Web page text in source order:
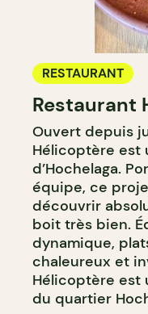
RESTAURANT
Restaurant
Ouvert depuis
Hélicoptère est
d’Hochelaga.
équipe, ce
découvrir
boit très bien.
dynamique,
chaleureux et
Hélicoptère
du quartier